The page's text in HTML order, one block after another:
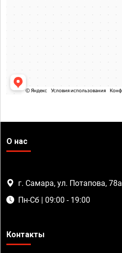
О нас
г. Самара, ул. Потапова, 78а
Пн-Сб | 09:00 - 19:00
Контакты